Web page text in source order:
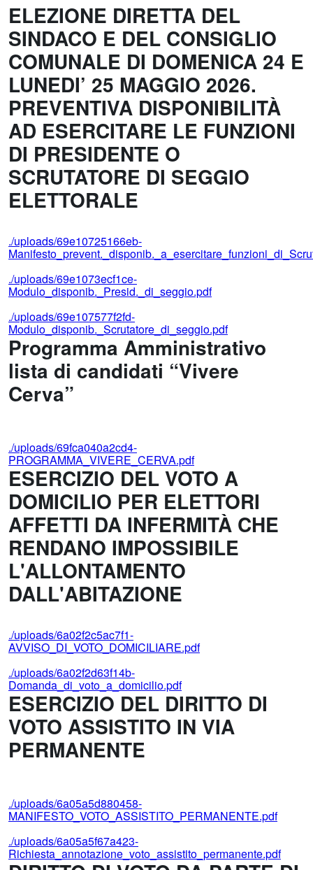
ELEZIONE DIRETTA DEL
SINDACO E DEL CONSIGLIO
COMUNALE DI DOMENICA 24 E
LUNEDI’ 25 MAGGIO 2026.
PREVENTIVA DISPONIBILITÀ
AD ESERCITARE LE FUNZIONI
DI PRESIDENTE O
SCRUTATORE DI SEGGIO
ELETTORALE
./uploads/69e10725166eb-
./uploads/69e1073ecf1ce-
Modulo_disponib._Presid._di_seggio.pdf
./uploads/69e107577f2fd-
Modulo_disponib._Scrutatore_di_seggio.pdf
Programma Amministrativo
lista di candidati “Vivere
Cerva”
./uploads/69fca040a2cd4-
PROGRAMMA_VIVERE_CERVA.pdf
ESERCIZIO DEL VOTO A
DOMICILIO PER ELETTORI
AFFETTI DA INFERMITÀ CHE
RENDANO IMPOSSIBILE
L'ALLONTAMENTO
DALL'ABITAZIONE
./uploads/6a02f2c5ac7f1-
AVVISO_DI_VOTO_DOMICILIARE.pdf
./uploads/6a02f2d63f14b-
Domanda_di_voto_a_domicilio.pdf
ESERCIZIO DEL DIRITTO DI
VOTO ASSISTITO IN VIA
PERMANENTE
./uploads/6a05a5d880458-
MANIFESTO_VOTO_ASSISTITO_PERMANENTE.pdf
./uploads/6a05a5f67a423-
Richiesta_annotazione_voto_assistito_permanente.pdf